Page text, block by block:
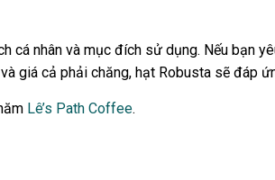
cá nhân và mục đích sử dụng. Nếu bạn
giá cả phải chăng, hạt Robusta sẽ đáp
Lê’s Path Coffee.